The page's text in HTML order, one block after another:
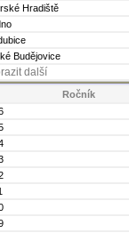
Hradiště
Budějovice
další
Ročník